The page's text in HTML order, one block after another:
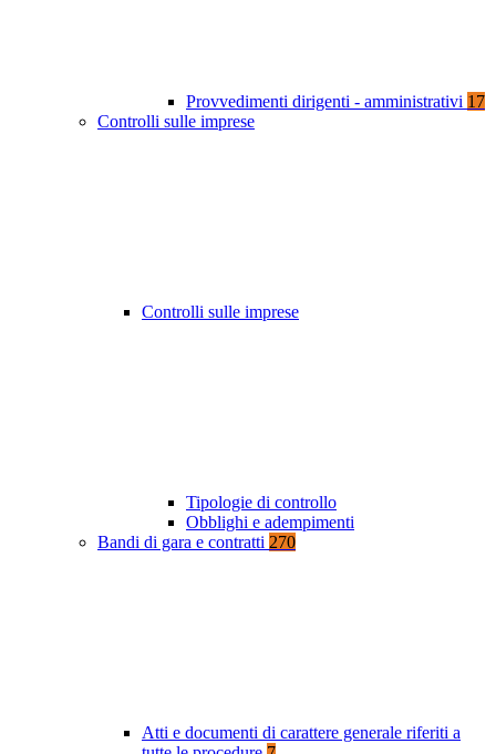
Provvedimenti dirigenti - amministrativi 17
Controlli sulle imprese
Controlli sulle imprese
Tipologie di controllo
Obblighi e adempimenti
Bandi di gara e contratti 270
Atti e documenti di carattere generale riferiti a